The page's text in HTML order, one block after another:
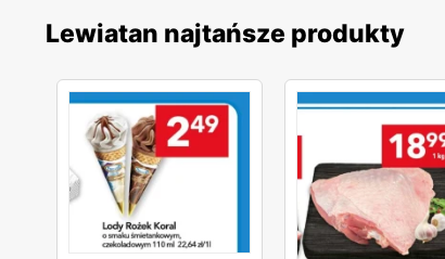
Lewiatan najtańsze produkty